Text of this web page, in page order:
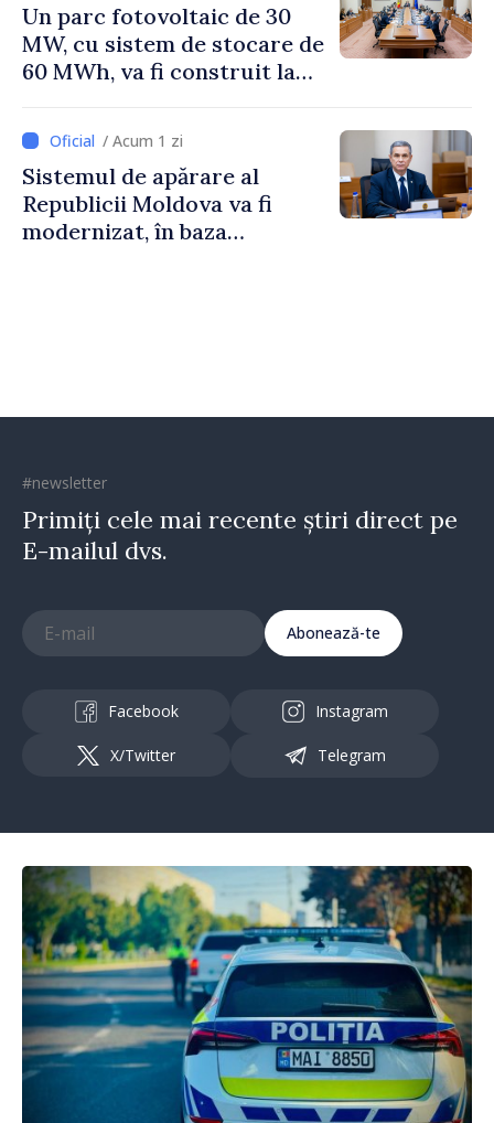
Un parc fotovoltaic de 30
MW, cu sistem de stocare de
60 MWh, va fi construit la
/ Acum 1 zi
Sistemul de apărare al
Republicii Moldova va fi
modernizat, în baza
#newsletter
Primiți cele mai recente știri direct pe
E-mailul dvs.
Abonează-te
Facebook Instagram
X/Twitter Telegram